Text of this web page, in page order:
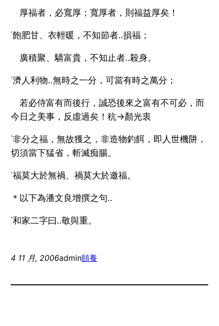
厚福者，必寬厚；寬厚者，則福益厚矣！
˙飽肥甘、衣輕暖，不知節者‥損福；
廣積聚、驕富貴，不知止者‥殺身。
˙濟人利物‥無時之一分，可當有時之萬分；
若必侍富有而後行，誠恐後來之富有不可必，而
今日之美事，反虛過矣！秔→顏光衷
˙非分之福，無故獲之，非造物釣餌，即人世機阱，
切須當下猛省，斬滅痴腸。
˙福莫大於無禍、禍莫大於邀福。
＊以下為潘文良增撰之句‥
˙和家二字曰‥敬與重。
4 11 月, 2006admin頤養